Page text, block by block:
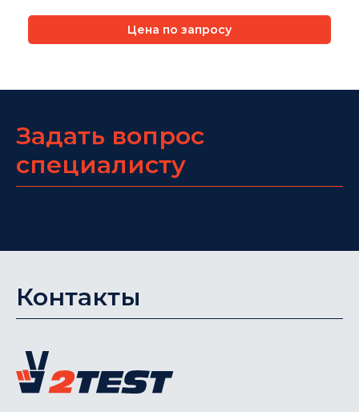
Цена по запросу
Задать вопрос
специалисту
Контакты